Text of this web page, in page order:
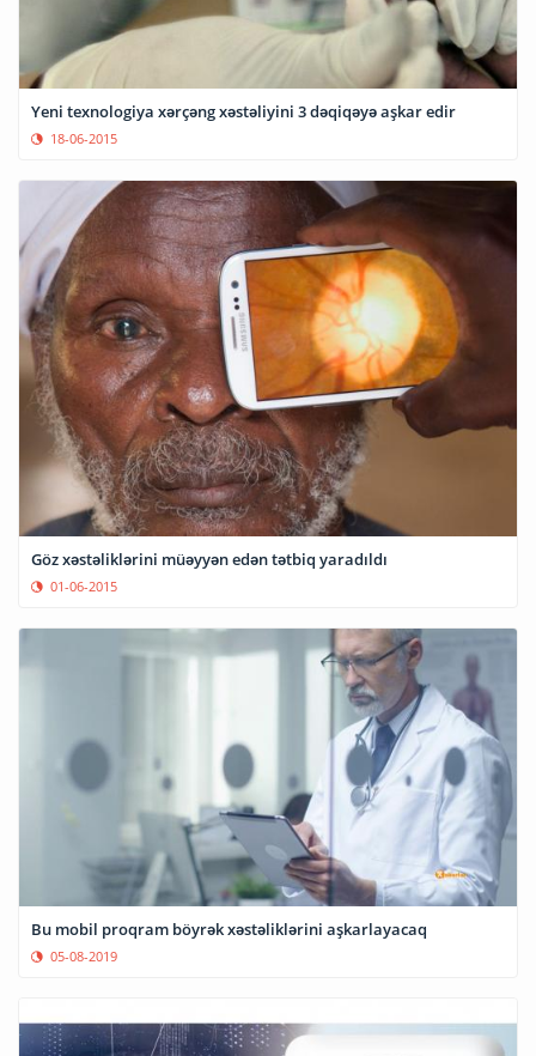
Yeni texnologiya xərçəng xəstəliyini 3 dəqiqəyə aşkar edir
18-06-2015
Göz xəstəliklərini müəyyən edən tətbiq yaradıldı
01-06-2015
Bu mobil proqram böyrək xəstəliklərini aşkarlayacaq
05-08-2019